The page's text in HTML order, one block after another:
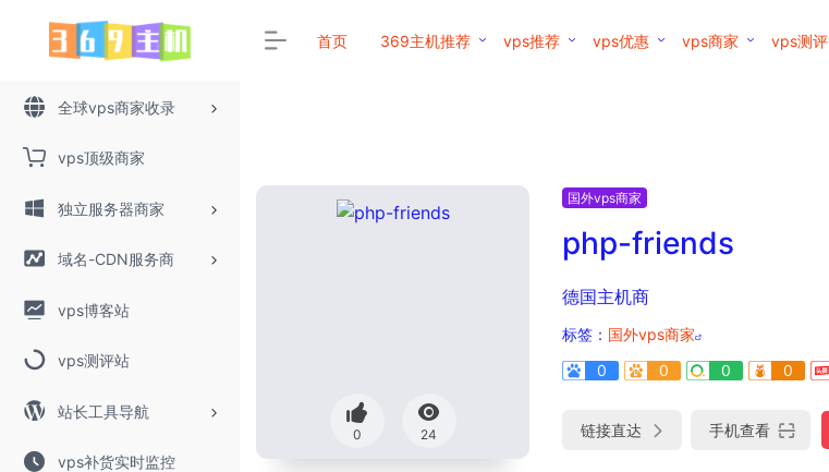
全球vps商家收录
vps顶级商家
独立服务器商家
域名-CDN服务商
vps博客站
vps测评站
站长工具导航
vps补货实时监控
首页 369主机推荐 vps推荐 vps优惠 vps商家 vps测评
0 24
国外vps商家
php-friends
德国主机商
标签： 国外vps商家
0
0 0 0
链接直达 手机查看